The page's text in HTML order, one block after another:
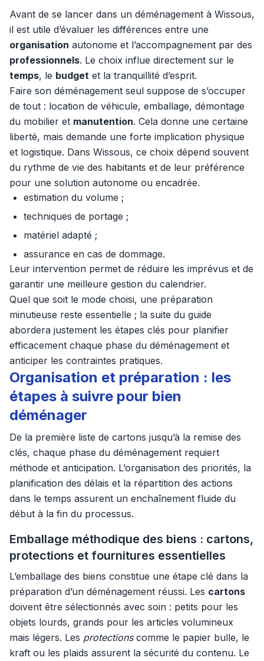
Avant de se lancer dans un déménagement à Wissous,
il est utile d’évaluer les différences entre une
organisation autonome et l’accompagnement par des
professionnels. Le choix influe directement sur le
temps, le budget et la tranquillité d’esprit.
Faire son déménagement seul suppose de s’occuper
de tout : location de véhicule, emballage, démontage
du mobilier et manutention. Cela donne une certaine
liberté, mais demande une forte implication physique
et logistique. Dans Wissous, ce choix dépend souvent
du rythme de vie des habitants et de leur préférence
pour une solution autonome ou encadrée.
estimation du volume ;
techniques de portage ;
matériel adapté ;
assurance en cas de dommage.
Leur intervention permet de réduire les imprévus et de
garantir une meilleure gestion du calendrier.
Quel que soit le mode choisi, une préparation
minutieuse reste essentielle ; la suite du guide
abordera justement les étapes clés pour planifier
efficacement chaque phase du déménagement et
anticiper les contraintes pratiques.
Organisation et préparation : les
étapes à suivre pour bien
déménager
De la première liste de cartons jusqu’à la remise des
clés, chaque phase du déménagement requiert
méthode et anticipation. L’organisation des priorités, la
planification des délais et la répartition des actions
dans le temps assurent un enchaînement fluide du
début à la fin du processus.
Emballage méthodique des biens : cartons,
protections et fournitures essentielles
L’emballage des biens constitue une étape clé dans la
préparation d’un déménagement réussi. Les cartons
doivent être sélectionnés avec soin : petits pour les
objets lourds, grands pour les articles volumineux
mais légers. Les protectionscomme le papier bulle, le
kraft ou les plaids assurent la sécurité du contenu. Le